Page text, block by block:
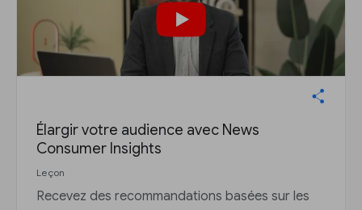
Élargir votre audience avec News
Consumer Insights
Leçon
Recevez des recommandations basées sur les